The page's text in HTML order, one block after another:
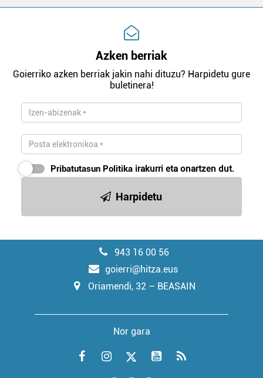
Azken berriak
Goierriko azken berriak jakin nahi dituzu? Harpidetu gure
buletinera!
Pribatutasun Politika irakurri eta onartzen dut.
Harpidetu
943 16 00 56
goierri@hitza.eus
Oriamendi, 32 – BEASAIN
Nor gara